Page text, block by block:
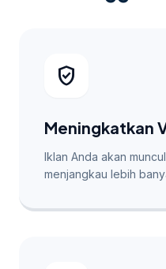
verified_user
Meningkatkan
Iklan Anda akan
menjangkau lebih